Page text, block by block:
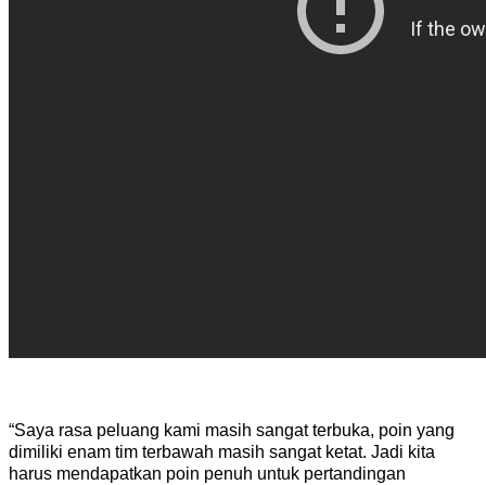
“Saya rasa peluang kami masih sangat terbuka, poin yang
dimiliki enam tim terbawah masih sangat ketat. Jadi kita
harus mendapatkan poin penuh untuk pertandingan